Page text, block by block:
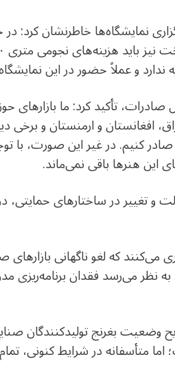
نمایشگاه‌ها خاطرنشان کرد:
و عملاً حضور در این
تأکید کرد: ما بازارهای
افغانستان و ارمنستان و برخی
کنیم. در غیر این صورت، با
این هنرها باقی نمی‌ماند.
تغییر در ساختارهای
که لغو ناگهانی بازارهای
نظر می‌رسد فقدان برنامه‌ریزی
بغرنج تولیدکنندگان
متأسفانه در شرایط کنونی،